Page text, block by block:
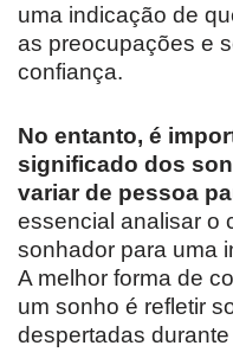
uma indicação de
as preocupações e
confiança.
No entanto, é
significado dos
variar de pessoa
essencial analisar o
sonhador para uma
A melhor forma de
um sonho é refletir
despertadas